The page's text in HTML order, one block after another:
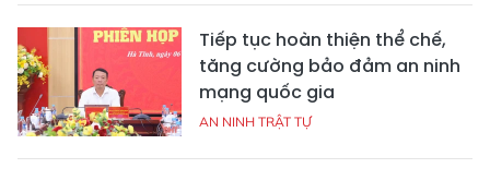
Tiếp tục hoàn thiện thể chế,
tăng cường bảo đảm an ninh
mạng quốc gia
AN NINH TRẬT TỰ